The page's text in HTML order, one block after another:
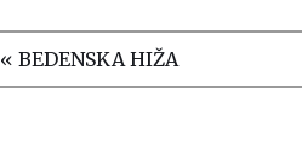
« BEDENSKA HIŽA